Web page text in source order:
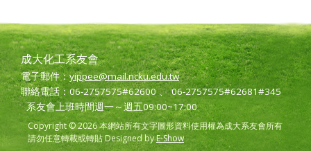
成大化工系友會
電子郵件：yippee@mail.ncku.edu.tw
聯絡電話：06-2757575#62600 、 06-2757575#62681#345
系友會上班時間週一～週五09:00~17:00
Copyright © 2026 本網站所有文字圖形資料使用權為成大系友會所有
請勿任意轉載或轉貼 Designed byE-Show